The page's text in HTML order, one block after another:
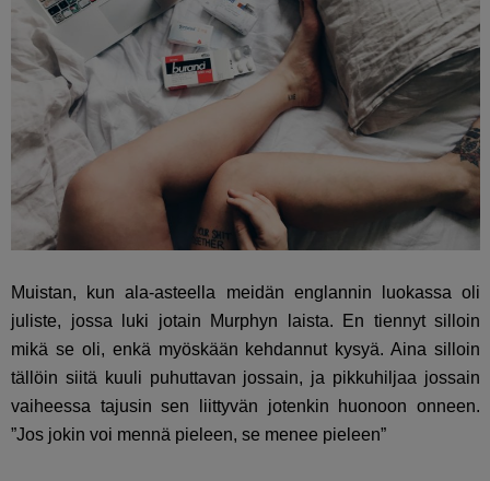
Muistan, kun ala-asteella meidän englannin luokassa oli
juliste, jossa luki jotain Murphyn laista. En tiennyt silloin
mikä se oli, enkä myöskään kehdannut kysyä. Aina silloin
tällöin siitä kuuli puhuttavan jossain, ja pikkuhiljaa jossain
vaiheessa tajusin sen liittyvän jotenkin huonoon onneen.
”Jos jokin voi mennä pieleen, se menee pieleen”